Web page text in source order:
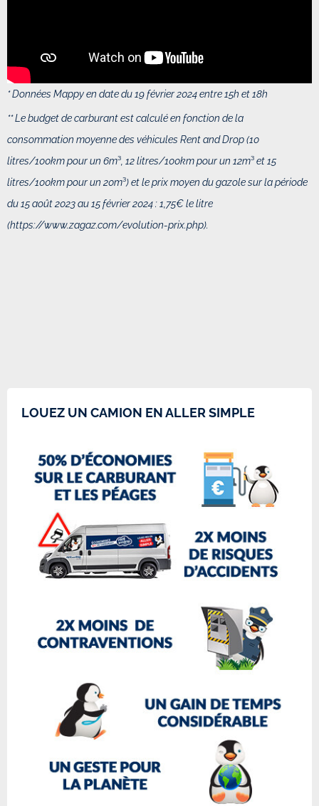
* Données Mappy en date du 19 février 2024 entre 15h et 18h
** Le budget de carburant est calculé en fonction dela
consommation moyenne des véhicules Rent and Drop (10
litres/100km pour un 6m³ , 12 litres/100km pour un 12m³et 15
litres/100km pour un 20m³) etle prix moyen du gazole sur la période
du 15 août 2023 au 15 février 2024 : 1,75€ le litre
(https://www.zagaz.com/evolution-prix.php).
LOUEZ UN CAMION EN ALLER SIMPLE